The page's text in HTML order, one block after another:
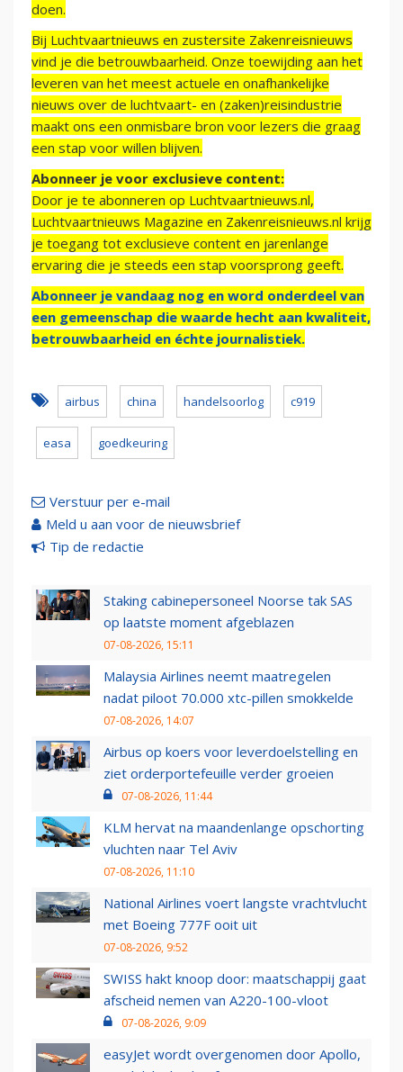
doen.
Bij Luchtvaartnieuws en zustersite Zakenreisnieuws
vind je die betrouwbaarheid. Onze toewijding aan het
leveren van het meest actuele en onafhankelijke
nieuws over de luchtvaart- en (zaken)reisindustrie
maakt ons een onmisbare bron voor lezers die graag
een stap voor willen blijven.
Abonneer je voor exclusieve content:
Door je te abonneren op Luchtvaartnieuws.nl,
Luchtvaartnieuws Magazine en Zakenreisnieuws.nl krijg
je toegang tot exclusieve content en jarenlange
ervaring die je steeds een stap voorsprong geeft.
Abonneer je vandaag nog en word onderdeel van
een gemeenschap die waarde hecht aan kwaliteit,
betrouwbaarheid en échte journalistiek.
airbus china handelsoorlog c919
easa goedkeuring
Verstuur per e-mail
Meld u aan voor de nieuwsbrief
Tip de redactie
Staking cabinepersoneel Noorse tak SAS
op laatste moment afgeblazen
07-08-2026, 15:11
Malaysia Airlines neemt maatregelen
nadat piloot 70.000 xtc-pillen smokkelde
07-08-2026, 14:07
Airbus op koers voor leverdoelstelling en
ziet orderportefeuille verder groeien
07-08-2026, 11:44
KLM hervat na maandenlange opschorting
vluchten naar Tel Aviv
07-08-2026, 11:10
National Airlines voert langste vrachtvlucht
met Boeing 777F ooit uit
07-08-2026, 9:52
SWISS hakt knoop door: maatschappij gaat
afscheid nemen van A220-100-vloot
07-08-2026, 9:09
easyJet wordt overgenomen door Apollo,